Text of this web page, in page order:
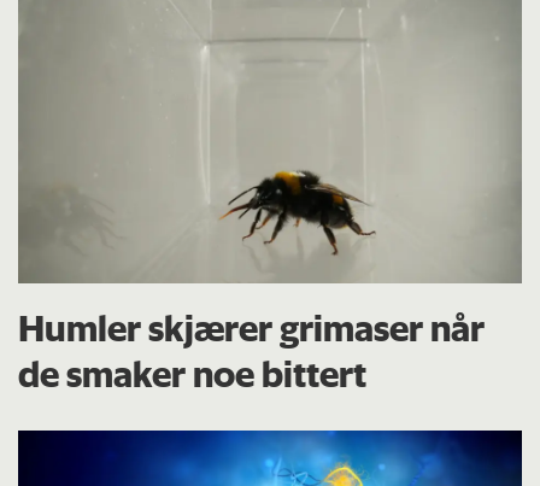
Humler skjærer grimaser når
de smaker noe bittert